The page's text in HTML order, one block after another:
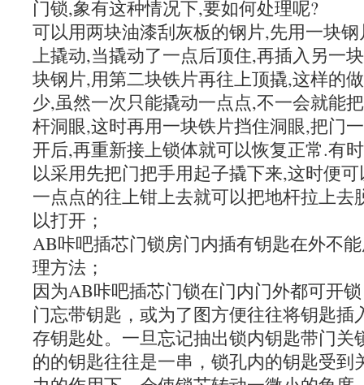
门锁,象有这种情况下,要如何处理呢?
可以用两块油漆刮灰板的钢片,先用一块
上撬动,当撬动了一点后顶住,再插入另一
块钢片,用第二块铁片再往上顶撬,这样的
少,虽然一次只能撬动一点点,不一会就能
杆洞眼,这时再用一块铁片挡住洞眼,把门
开后,再重新接上锁体就可以恢复正常.有
以采用先把门把手用起子撬下来,这时便
一点点的往上钳上去就可以把地杆拉上去
以打开；
AB咔吧插芯门锁房门内插有钥匙在外不
理方法；
因为AB咔吧插芯门锁在门内门外都可开
门忘带钥匙，或为了图方便往往将钥匙插
存钥匙处。一旦忘记抽出锁内钥匙带门关
的的钥匙往往是一串，锁孔内的钥匙受到